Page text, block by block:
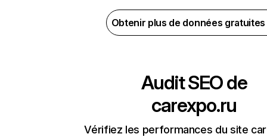
Obtenir plus de données
Audit SEO de
carexpo.ru
Vérifiez les performances du site